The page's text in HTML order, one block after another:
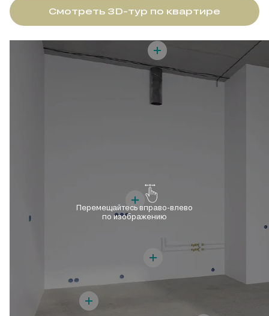
Смотреть 3D-тур по квартире
Перемещайтесь вправо-влево
по изображению